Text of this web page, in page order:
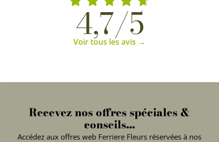
4,7/5
Voir tous les avis →
Recevez nos offres spéciales &
conseils...
Accédez aux offres web Ferriere Fleurs réservées à nos